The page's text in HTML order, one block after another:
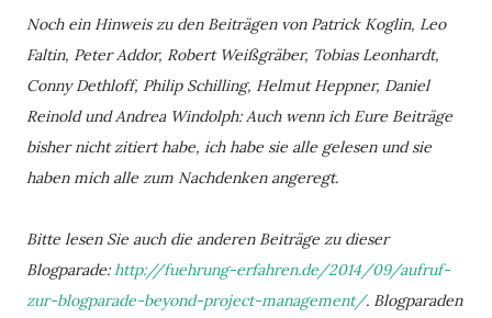
Noch ein Hinweis zu den Beiträgen von Patrick Koglin, Leo
Faltin, Peter Addor, Robert Weißgräber, Tobias Leonhardt,
Conny Dethloff, Philip Schilling, Helmut Heppner, Daniel
Reinold und Andrea Windolph: Auch wenn ich Eure Beiträge
bisher nicht zitiert habe, ich habe sie alle gelesen und sie
haben mich alle zum Nachdenken angeregt.
Bitte lesen Sie auch die anderen Beiträge zu dieser
Blogparade:http://fuehrung-erfahren.de/2014/09/aufruf-
zur-blogparade-beyond-project-management/. Blogparaden